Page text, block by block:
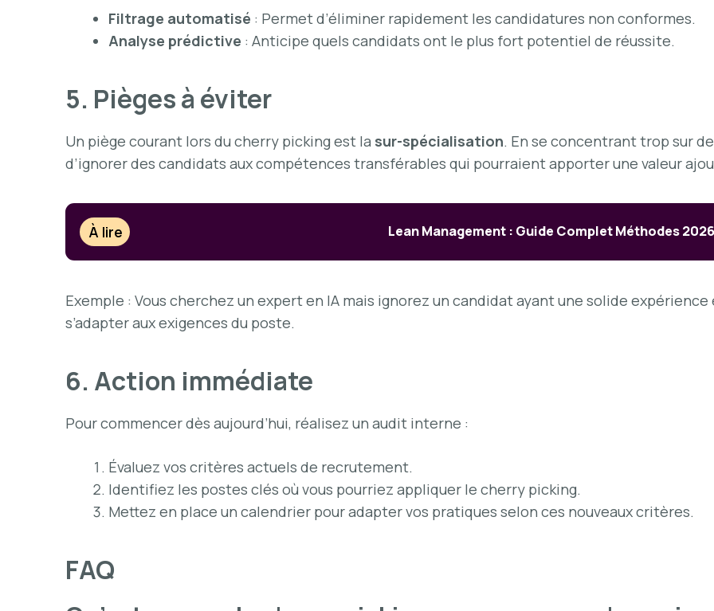
Filtrage automatisé : Permet d’éliminer rapidement les candidatures non conformes.
Analyse prédictive : Anticipe quels candidats ont le plus fort potentiel de réussite.
5. Pièges à éviter
Un piège courant lors du cherry picking est la sur-spécialisation. En se concentrant trop sur
d’ignorer des candidats aux compétences transférables qui pourraient apporter une valeur
À lire Lean Management : Guide Complet Méthodes 2026
Exemple : Vous cherchez un expert en IA mais ignorez un candidat ayant une solide
s’adapter aux exigences du poste.
6. Action immédiate
Pour commencer dès aujourd’hui, réalisez un audit interne :
Évaluez vos critères actuels de recrutement.
Identifiez les postes clés où vous pourriez appliquer le cherry picking.
Mettez en place un calendrier pour adapter vos pratiques selon ces nouveaux critères.
FAQ